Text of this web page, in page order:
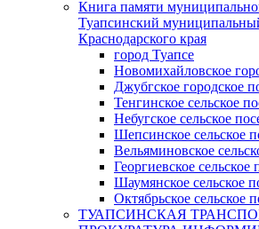
Книга памяти
Туапсинский
Краснодарского края
город Туапсе
Новомихайловское
Джубгское городское
Тенгинское сельское
Небугское сельское
Шепсинское сельское
Вельяминовское
Георгиевское сельское
Шаумянское сельское
Октябрьское сельское
ТУАПСИНСКАЯ